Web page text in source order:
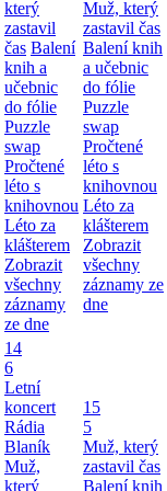
který
zastavil
čas Balení
knih a
učebnic
do fólie
Puzzle
swap
Pročtené
léto s
knihovnou
Léto za
klášterem
Zobrazit
všechny
záznamy
ze dne
Muž, který
zastavil čas
Balení knih
a učebnic
do fólie
Puzzle
swap
Pročtené
léto s
knihovnou
Léto za
klášterem
Zobrazit
všechny
záznamy ze
dne
14
6
Letní
koncert
Rádia
Blaník
Muž,
který
15
5
Muž, který
zastavil čas
Balení knih